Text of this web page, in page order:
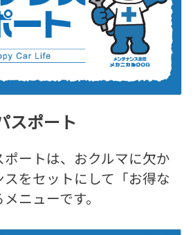
スポート
ートは、おクルマに欠か
をセットにして「お得な
ニューです。